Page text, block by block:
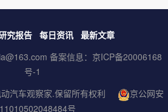
究报告 每日资讯 最新文章
备案信息： 京ICP备20006168
号-1
汽车观察家.保留所有权利
京公网安
号